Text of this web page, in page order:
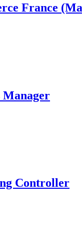
France
Controller